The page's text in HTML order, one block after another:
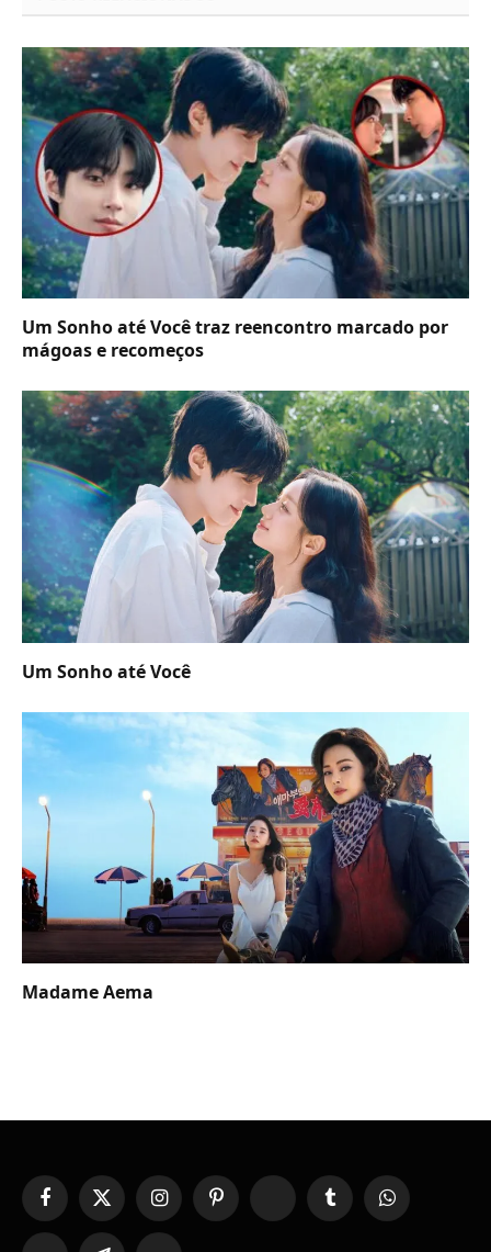
Um Sonho até Você traz reencontro marcado por
mágoas e recomeços
Um Sonho até Você
Madame Aema
FacebookX
(Twitter)
InstagramPinterest YouTubeTumblr WhatsApp